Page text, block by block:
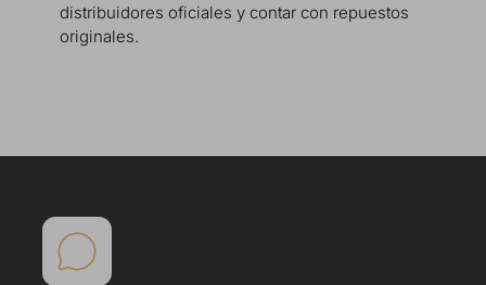
distribuidores oficiales y contar con repuestos
originales.